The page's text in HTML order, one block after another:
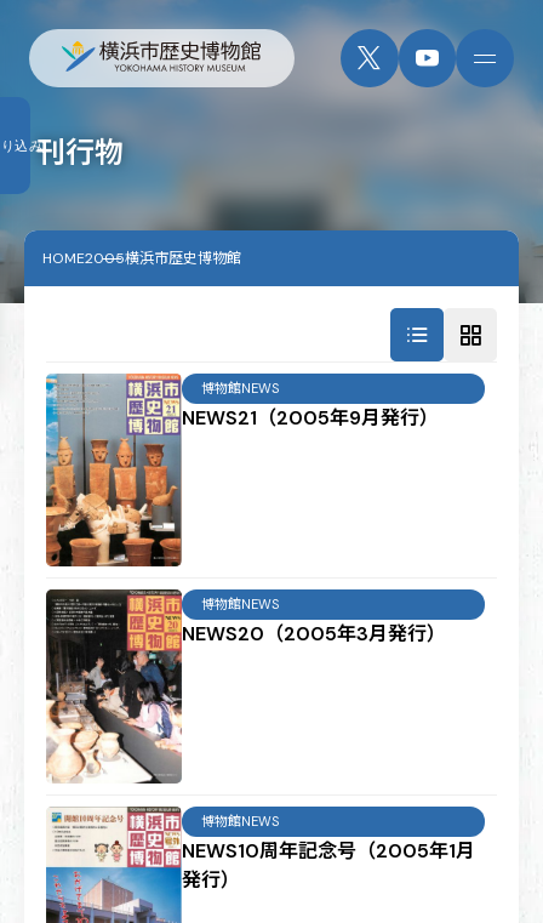
刊行物
HOME2005横浜市歴史博物館
NEWS21（2005年9月発行）
博物館NEWS
NEWS20（2005年3月発行）
博物館NEWS
NEWS10周年記念号（2005年1月
発行）
博物館NEWS
込み